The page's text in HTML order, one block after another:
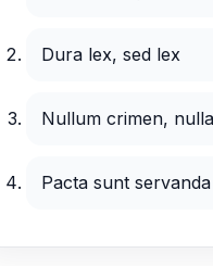
Dura lex, sed lex
Nullum crimen,
Pacta sunt servanda